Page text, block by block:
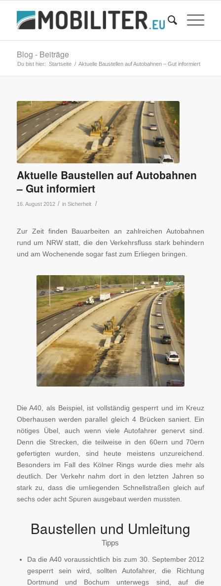
Blog - Beiträge
Du bist hier: Startseite / Aktuelle Baustellen auf Autobahnen – Gut informiert
Aktuelle Baustellen auf Autobahnen
– Gut informiert
16. August 2012 / in Sicherheit /
Zur Zeit finden Bauarbeiten an zahlreichen Autobahnen
rund um NRW statt, die den Verkehrsfluss stark behindern
und am Wochenende sogar fast zum Erliegen bringen.
Baustelle auf der Autobahn (c)
iStock.com / PapaBear
Die A40, als Beispiel, ist vollständig gesperrt und im Kreuz
Oberhausen werden parallel gleich 4 Brücken saniert. Ein
nötiges Übel, auch wenn viele Autofahrer genervt sind.
Denn die Strecken, die teilweise in den 60ern und 70ern
gefertigten wurden, sind heute meistens unzureichend.
Besonders im Fall des Kölner Rings wurde dies mehr als
deutlich. Der Verkehr nahm dort in den letzten Jahren so
stark zu, dass die umliegenden Schnellstraßen gleich auf
sechs oder acht Spuren ausgebaut werden mussten.
Baustellen und Umleitung
Tipps
Da die A40 voraussichtlich bis zum 30. September 2012
gesperrt sein wird, sollten Autofahrer, die Richtung
Dortmund und Bochum unterwegs sind, auf die